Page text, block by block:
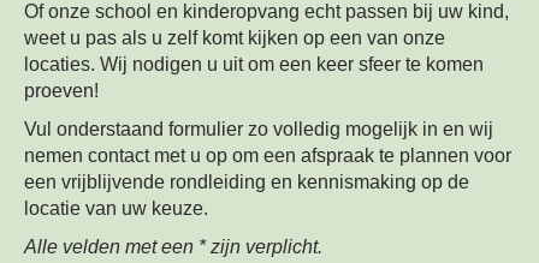
Of onze school en kinderopvang echt passen bij uw kind,
weet u pas als u zelf komt kijken op een van onze
locaties. Wij nodigen u uit om een keer sfeer te komen
proeven!
Vul onderstaand formulier zo volledig mogelijk in en wij
nemen contact met u op om een afspraak te plannen voor
een vrijblijvende rondleiding en kennismaking op de
locatie van uw keuze.
Alle velden met een * zijn verplicht.